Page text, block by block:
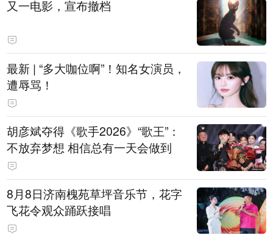
又一电影，宣布撤档
最新 | “多大咖位啊”！知名女演员，
遭辱骂！
胡彦斌夺得《歌手2026》“歌王”：
不放弃梦想 相信总有一天会做到
8月8日济南槐苑草坪音乐节，花字
飞花令观众踊跃接唱